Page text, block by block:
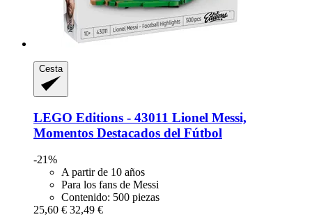
Cesta
LEGO Editions -​ 43011 Lionel Messi,
Momentos Destacados del Fútbol
-21%
A partir de 10 años
Para los fans de Messi
Contenido: 500 piezas
25,60 € 32,49 €